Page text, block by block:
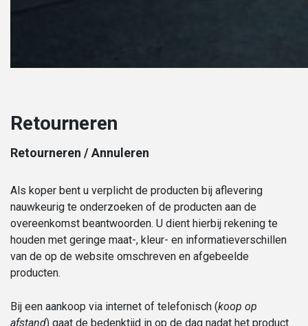
Retourneren
Retourneren / Annuleren
Als koper bent u verplicht de producten bij aflevering
nauwkeurig te onderzoeken of de producten aan de
overeenkomst beantwoorden. U dient hierbij rekening te
houden met geringe maat-, kleur- en informatieverschillen
van de op de website omschreven en afgebeelde
producten.
Bij een aankoop via internet of telefonisch (koop op
afstand) gaat de bedenktijd in op de dag nadat het product